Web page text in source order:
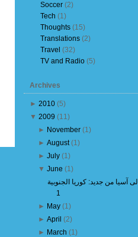
Soccer (2)
Tech (1)
Thoughts (15)
Translations (2)
Travel (32)
TV and Radio (5)
Archives
► 2010 (5)
▼ 2009 (11)
► November (1)
►August(1)
►July (1)
▼June (1)
إلى آسيا من جديد: كوريا الجنوبية
1
► May (1)
►April (2)
► March (1)